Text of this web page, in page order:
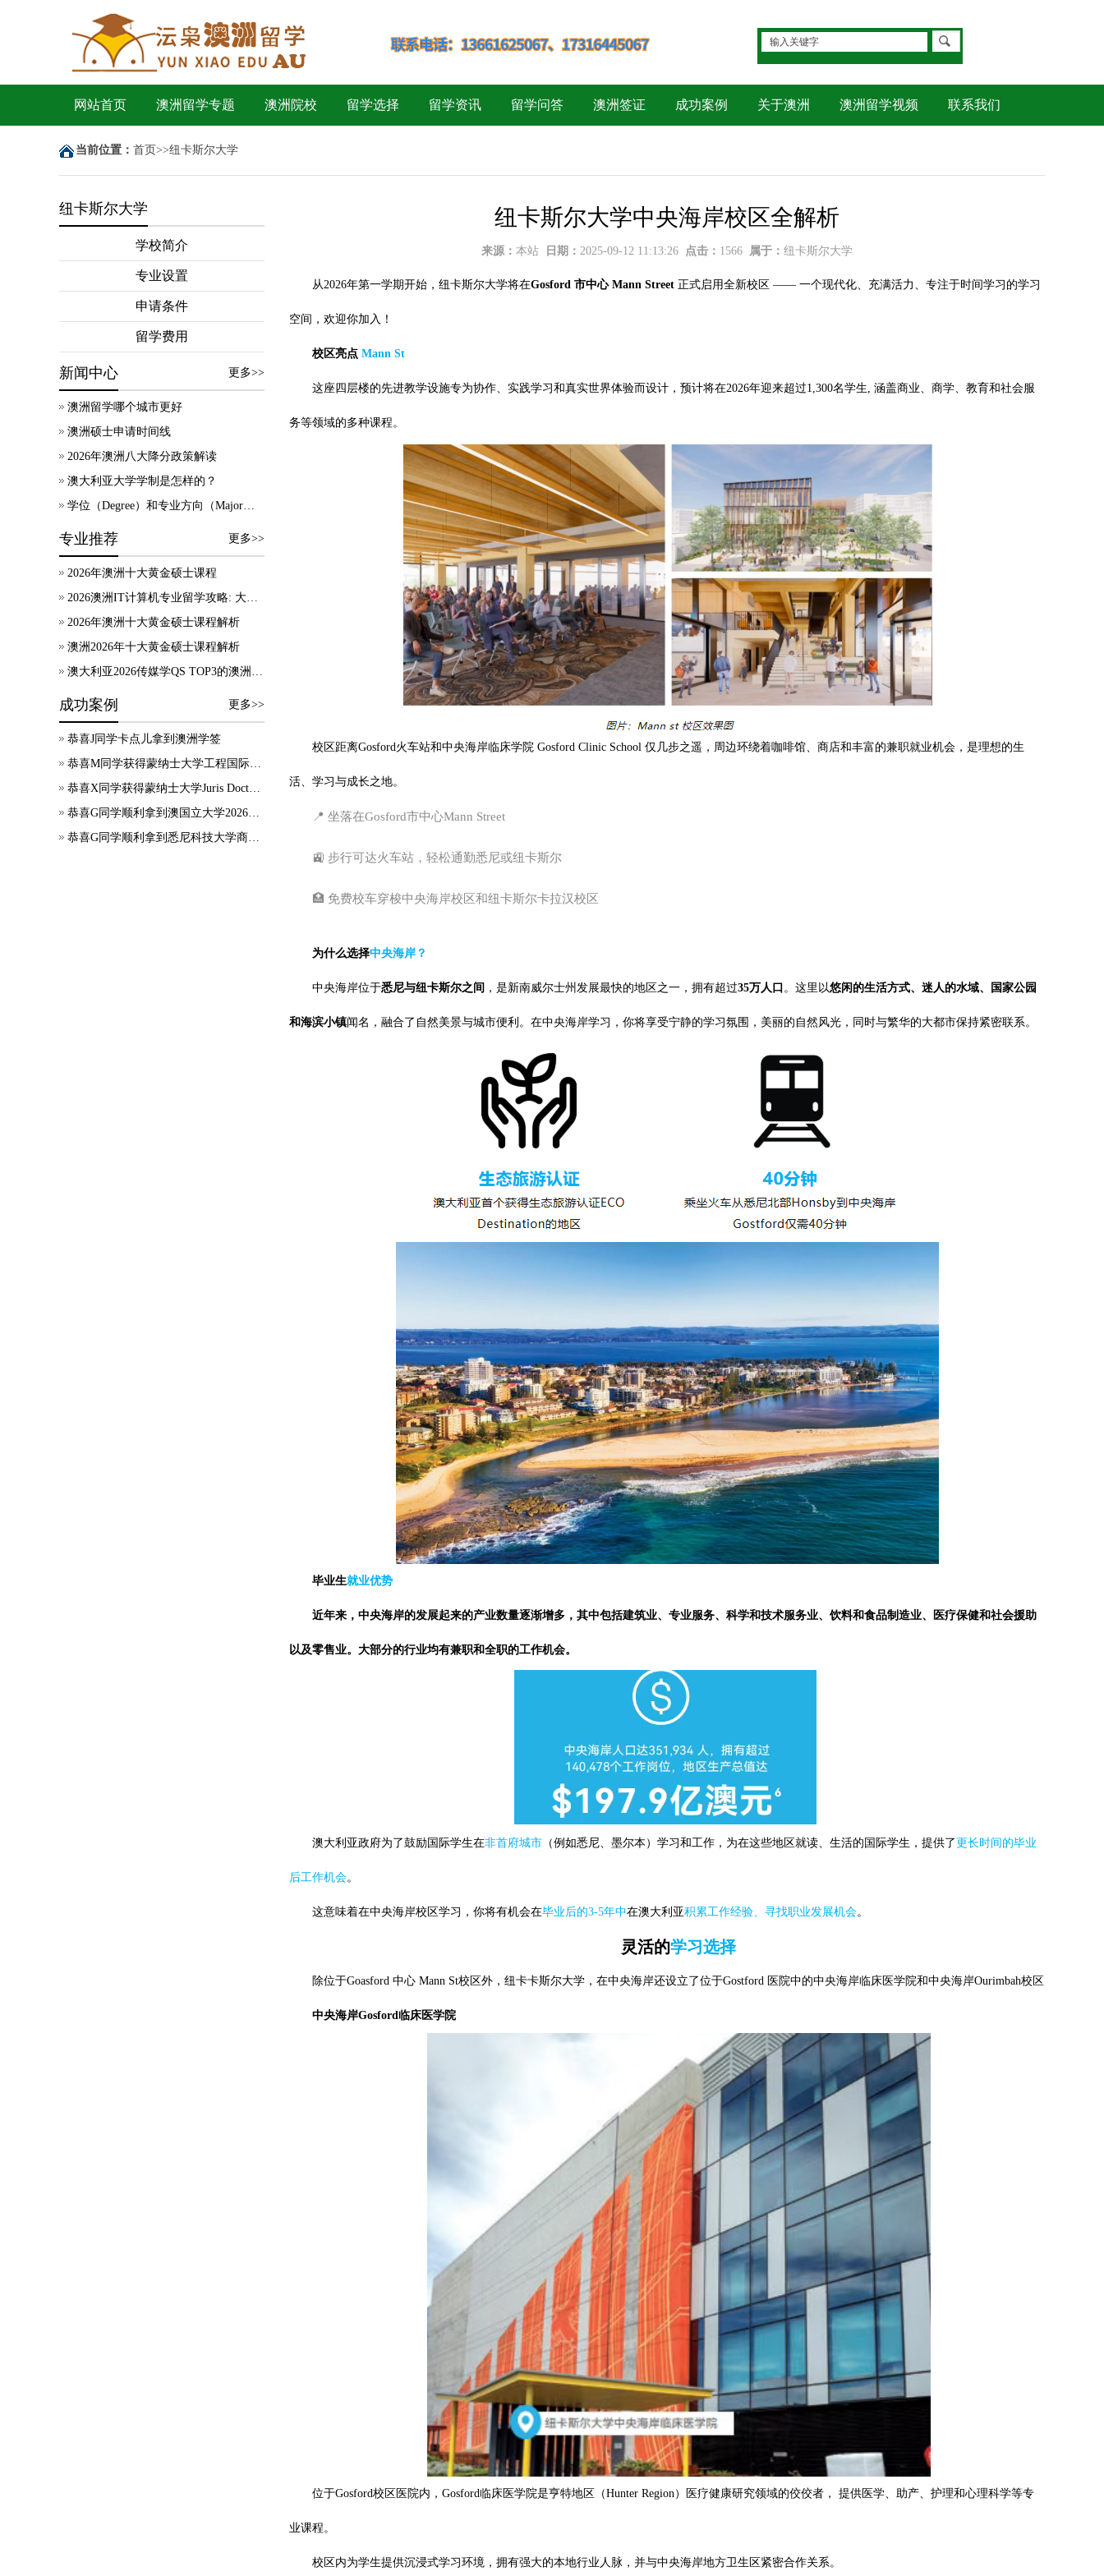
网站首页 澳洲留学专题 澳洲院校 留学选择 留学资讯 留学问答 澳洲签证 成功案例 关于澳洲 澳洲留学视频 联系我们
当前位置： 首页>>纽卡斯尔大学
纽卡斯尔大学
学校简介
专业设置
申请条件
留学费用
新闻中心 更多>>
澳洲留学哪个城市更好
澳洲硕士申请时间线
2026年澳洲八大降分政策解读
澳大利亚大学学制是怎样的？
学位（Degree）和专业方向（Major）有什么区别？
专业推荐 更多>>
2026年澳洲十大黄金硕士课程
2026澳洲IT计算机专业留学攻略: 大学录取、技术移民及就业方向
2026年澳洲十大黄金硕士课程解析
澳洲2026年十大黄金硕士课程解析
澳大利亚2026传媒学QS TOP3的澳洲院校，热门专业及申请要求等信息汇总！
成功案例 更多>>
恭喜J同学卡点儿拿到澳洲学签
恭喜M同学获得蒙纳士大学工程国际大一正式录取
恭喜X同学获得蒙纳士大学Juris Doctor offer
恭喜G同学顺利拿到澳国立大学2026年7月应用会计硕士录取通知书~
恭喜G同学顺利拿到悉尼科技大学商科本科录取通知书~
纽卡斯尔大学中央海岸校区全解析
来源： 本站 日期： 2025-09-12 11:13:26 点击： 1566 属于： 纽卡斯尔大学
从2026年第一学期开始，纽卡斯尔大学将在Gosford 市中心 Mann Street 正式启用全新校区 —— 一个现代化、充满活力、专注于时间学习的学习
空间，欢迎你加入！
校区亮点 Mann St
这座四层楼的先进教学设施专为协作、实践学习和真实世界体验而设计，预计将在2026年迎来超过1,300名学生, 涵盖商业、商学、教育和社会服
务等领域的多种课程。
校区距离Gosford火车站和中央海岸临床学院 Gosford Clinic School 仅几步之遥，周边环绕着咖啡馆、商店和丰富的兼职就业机会，是理想的生
活、学习与成长之地。
📍 坐落在Gosford市中心Mann Street
🚉 步行可达火车站，轻松通勤悉尼或纽卡斯尔
🏥 免费校车穿梭中央海岸校区和纽卡斯尔卡拉汉校区
为什么选择中央海岸？
中央海岸位于悉尼与纽卡斯尔之间 ，是新南威尔士州发展最快的地区之一，拥有超过35万人口 。这里以悠闲的生活方式、迷人的水域、国家公园
和海滨小镇闻名，融合了自然美景与城市便利。在中央海岸学习，你将享受宁静的学习氛围，美丽的自然风光，同时与繁华的大都市保持紧密联系。
毕业生就业优势
近年来，中央海岸的发展起来的产业数量逐渐增多，其中包括建筑业、专业服务、科学和技术服务业、饮料和食品制造业、医疗保健和社会援助
以及零售业。大部分的行业均有兼职和全职的工作机会。
澳大利亚政府为了鼓励国际学生在非首府城市 （例如悉尼、墨尔本）学习和工作，为在这些地区就读、生活的国际学生，提供了 更长时间的毕业
后工作机会。
这意味着在中央海岸校区学习，你将有机会在毕业后的3-5年中在澳大利亚积累工作经验、寻找职业发展机会。
灵活的学习选择
除位于Goasford 中心 Mann St校区外，纽卡卡斯尔大学，在中央海岸还设立了位于Gostford 医院中的中央海岸临床医学院和中央海岸Ourimbah校区
中央海岸Gosford临床医学院
位于Gosford校区医院内，Gosford临床医学院是亨特地区（Hunter Region）医疗健康研究领域的佼佼者， 提供医学、助产、护理和心理科学等专
业课程。
校区内为学生提供沉浸式学习环境，拥有强大的本地行业人脉，并与中央海岸地方卫生区紧密合作关系。